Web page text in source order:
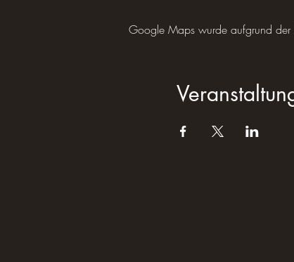
Google Maps wurde aufgrund der